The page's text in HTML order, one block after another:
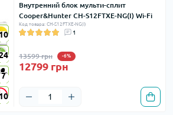
7
7
Внутренний блок мульти-сплит
Cooper&Hunter CH-S12FTXE-NG(I) Wi-Fi
Код товара: CH-S12FTXE-NG(I)
1
13599 грн -6%
12799 грн